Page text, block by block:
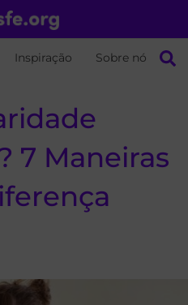
Inspiração Sobre nós
7 Maneiras